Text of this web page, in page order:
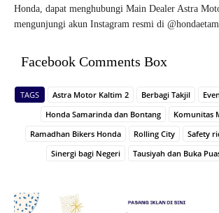
Honda, dapat menghubungi Main Dealer Astra
mengunjungi akun Instagram resmi di
Facebook Comments Box
TAGS Astra Motor Kaltim 2 Berbagi Takjil
Honda Samarinda dan Bontang
Komunitas
Ramadhan Bikers Honda
Rolling City
Safety
Sinergi bagi Negeri
Tausiyah dan Buka